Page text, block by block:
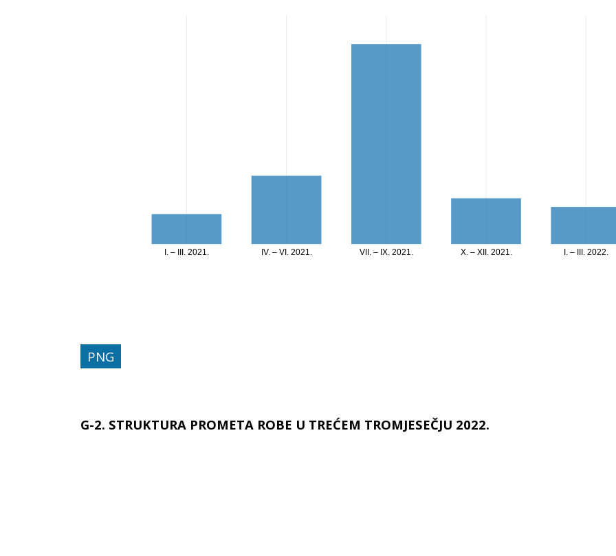
I. – III. 2021. IV. – VI. 2021. VII. – IX. 2021. X. – XII. 2021. I. – III. 2022.
PNG
G-2. STRUKTURA PROMETA ROBE U TREĆEM TROMJESEČJU 2022.